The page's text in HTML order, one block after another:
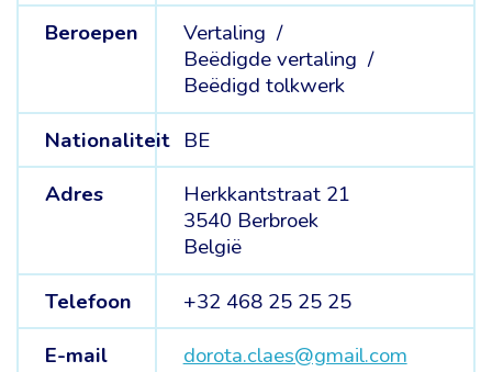
Beroepen
Vertaling /
Beëdigde vertaling /
Beëdigd tolkwerk
Nationaliteit BE
Adres
Herkkantstraat 21
3540 Berbroek
België
Telefoon
+32 468 25 25 25
E-mail
dorota.claes@gmail.com